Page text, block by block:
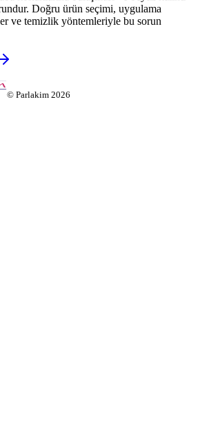
Doğru ürün seçimi, uygulama
ve temizlik yöntemleriyle bu sorun
© Parlakim 2026